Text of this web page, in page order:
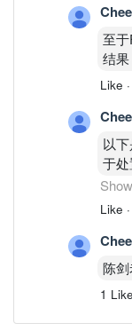
至
结
Like ·
以
于
物，
马
分
Like ·
陈
1 Like